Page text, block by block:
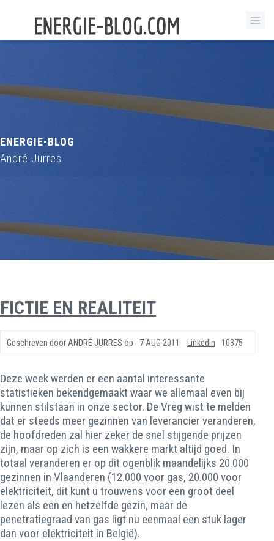
ENERGIE-BLOG
André Jurres
FICTIE EN REALITEIT
Geschreven door ANDRÉ JURRES op 7 AUG 2011 10375
LinkedIn
Deze week werden er een aantal interessante
statistieken bekendgemaakt waar we allemaal even bij
kunnen stilstaan in onze sector. De Vreg wist te melden
dat er steeds meer gezinnen van leverancier veranderen,
de hoofdreden zal hier zeker de snel stijgende prijzen
zijn, maar op zich is een wakkere markt altijd goed. In
totaal veranderen er op dit ogenblik maandelijks 20.000
gezinnen in Vlaanderen (12.000 voor gas, 20.000 voor
elektriciteit, dit kunt u trouwens voor een groot deel
lezen als een en hetzelfde gezin, maar de
penetratiegraad van gas ligt nu eenmaal een stuk lager
dan voor elektriciteit in België).